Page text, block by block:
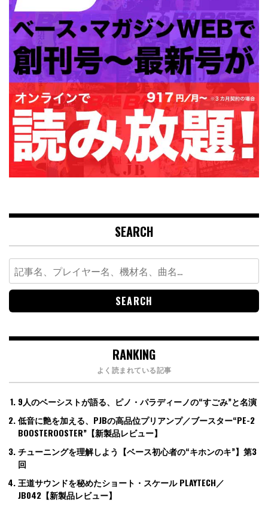
SEARCH
Search
for:
RANKING
よく読まれている記事
9人のベーシストが語る、ピノ・パラディーノの“すごみ”と名演
低音に艶を加える、PJBの高品位プリアンプ／ブースター“PE-2
BOOSTEROOSTER”【新製品レビュー】
チューニングを理解しよう【ベース初心者の“キホンのキ”】第3
回
王道サウンドを秘めたショート・スケール PLAYTECH／
JB042【新製品レビュー】